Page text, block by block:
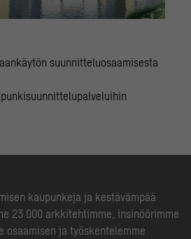
suunnitteluosaamisesta
kaupunkeja ja kestävämpää
23 000 arkkitehtimme, insinöörimme
osaamisen ja työskentelemme